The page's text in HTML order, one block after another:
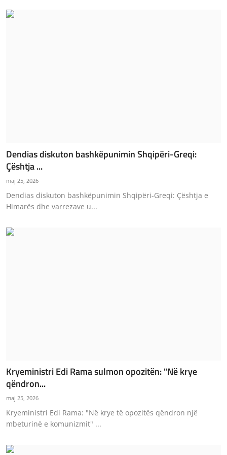
Dendias diskuton bashkëpunimin Shqipëri-Greqi:
Çështja ...
maj 25, 2026
Dendias diskuton bashkëpunimin Shqipëri-Greqi: Çështja e
Himarës dhe varrezave u...
Kryeministri Edi Rama sulmon opozitën: "Në krye
qëndron...
maj 25, 2026
Kryeministri Edi Rama: "Në krye të opozitës qëndron një
mbeturinë e komunizmit" ...